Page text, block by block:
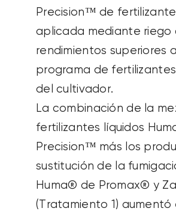
Precision™ de
aplicada mediante riego
rendimientos superiores al
programa de
del cultivador.
La combinación de la
fertilizantes líquidos
Precision™ más los
sustitución de la
Huma® de Promax® y
(Tratamiento 1) aumentó